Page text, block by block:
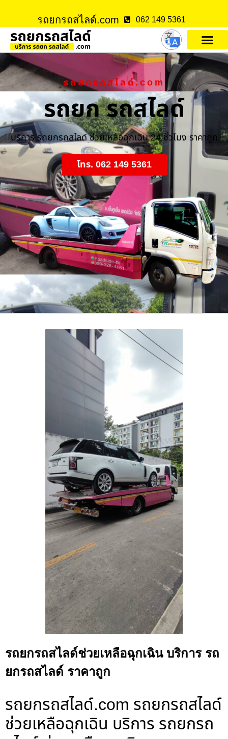
รถยกรถสไลด์.com 062 149 5361
รถยกรถสไลด์.com
รถยก รถสไลด์
บริการ รถยกรถสไลด์ ช่วยเหลือฉุกเฉิน 24 ชั่วโมง ราคาถูก
โทร. 062 149 5361
รถยกรถสไลด์ช่วยเหลือฉุกเฉิน บริการ รถ
ยกรถสไลด์ ราคาถูก
รถยกรถสไลด์.com รถยกรถสไลด์
ช่วยเหลือฉุกเฉิน บริการ รถยกรถ